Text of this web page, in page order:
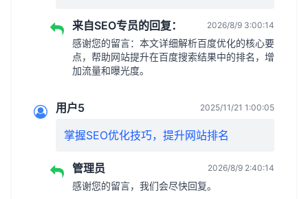
来自SEO专员的回复： 2026/8/9 3:00:14
感谢您的留言：本文详细解析百度优化的核心要
点，帮助网站提升在百度搜索结果中的排名，增
加流量和曝光度。
用户5 2025/11/21 1:00:05
掌握SEO优化技巧，提升网站排名
管理员 2026/8/9 2:40:14
感谢您的留言，我们会尽快回复。